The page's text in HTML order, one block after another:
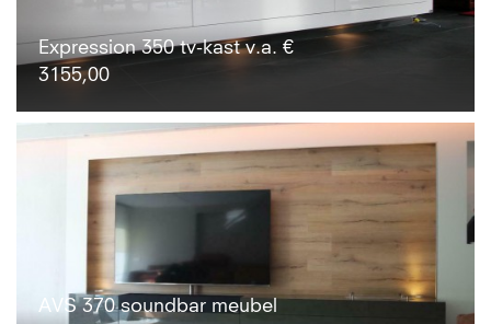
Expression 350 tv-kast v.a. €
3155,00
AVS 370 soundbar meubel